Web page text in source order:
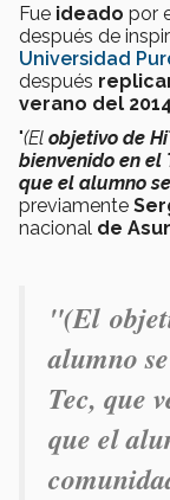
Fue ideado por
después de
Universidad
después
verano del
"(El objetivo de
bienvenido en el
que el alumno
previamente
nacional de
"(El
alumno
Tec, que
que el